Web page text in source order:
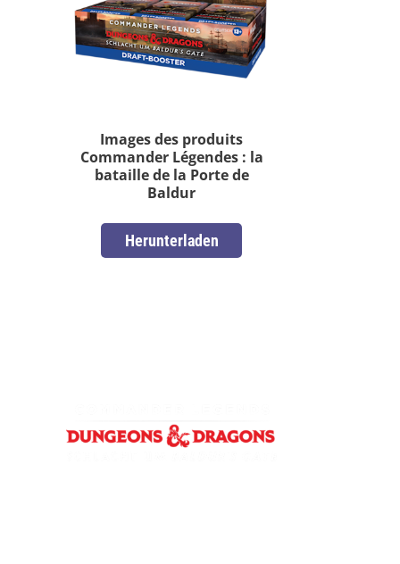
Images des produits
Commander Légendes : la
bataille de la Porte de
Baldur
Herunterladen